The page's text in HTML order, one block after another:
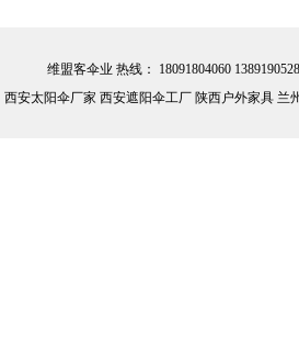
维盟客伞业 热线： 18091804060
西安太阳伞厂家 西安遮阳伞工厂 陕西户外家具 兰